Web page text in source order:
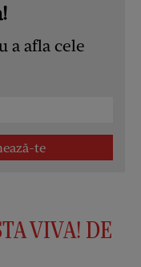
a afla cele
VIVA! DE